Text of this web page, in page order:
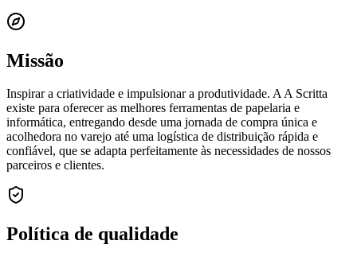
Missão
Inspirar a criatividade e impulsionar a produtividade. A A Scritta
existe para oferecer as melhores ferramentas de papelaria e
informática, entregando desde uma jornada de compra única e
acolhedora no varejo até uma logística de distribuição rápida e
confiável, que se adapta perfeitamente às necessidades de nossos
parceiros e clientes.
Política de qualidade